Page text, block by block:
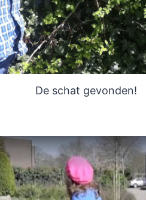
De schat gevonden!